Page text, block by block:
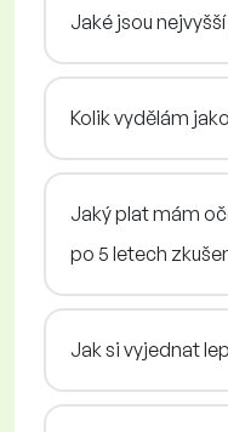
Jaké jsou
Kolik vydělám
Jaký plat mám
po 5 letech
Jak si vyjednat